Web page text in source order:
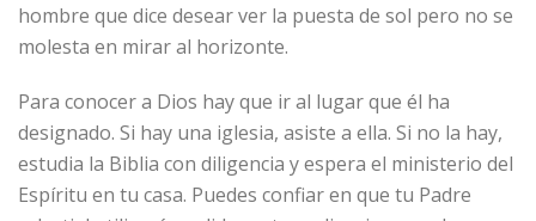
hombre que dice desear ver la puesta de sol pero no se
molesta en mirar al horizonte.
Para conocer a Dios hay que ir al lugar que él ha
designado. Si hay una iglesia, asiste a ella. Si no la hay,
estudia la Biblia con diligencia y espera el ministerio del
Espíritu en tu casa. Puedes confiar en que tu Padre